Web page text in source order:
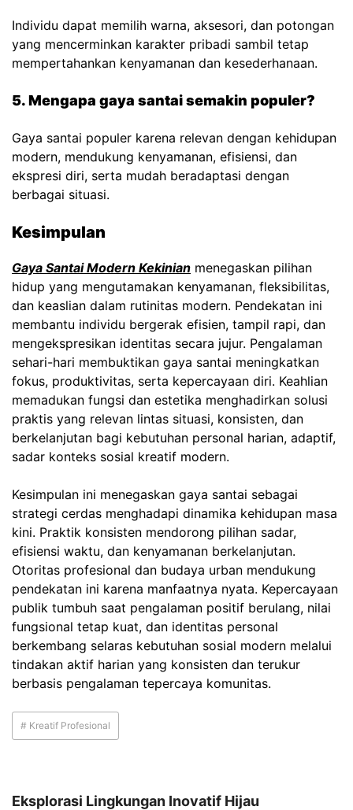
Individu dapat memilih warna, aksesori, dan potongan
yang mencerminkan karakter pribadi sambil tetap
mempertahankan kenyamanan dan kesederhanaan.
5. Mengapa gaya santai semakin populer?
Gaya santai populer karena relevan dengan kehidupan
modern, mendukung kenyamanan, efisiensi, dan
ekspresi diri, serta mudah beradaptasi dengan
berbagai situasi.
Kesimpulan
Gaya Santai Modern Kekinian menegaskan pilihan
hidup yang mengutamakan kenyamanan, fleksibilitas,
dan keaslian dalam rutinitas modern. Pendekatan ini
membantu individu bergerak efisien, tampil rapi, dan
mengekspresikan identitas secara jujur. Pengalaman
sehari-hari membuktikan gaya santai meningkatkan
fokus, produktivitas, serta kepercayaan diri. Keahlian
memadukan fungsi dan estetika menghadirkan solusi
praktis yang relevan lintas situasi, konsisten, dan
berkelanjutan bagi kebutuhan personal harian, adaptif,
sadar konteks sosial kreatif modern.
Kesimpulan ini menegaskan gaya santai sebagai
strategi cerdas menghadapi dinamika kehidupan masa
kini. Praktik konsisten mendorong pilihan sadar,
efisiensi waktu, dan kenyamanan berkelanjutan.
Otoritas profesional dan budaya urban mendukung
pendekatan ini karena manfaatnya nyata. Kepercayaan
publik tumbuh saat pengalaman positif berulang, nilai
fungsional tetap kuat, dan identitas personal
berkembang selaras kebutuhan sosial modern melalui
tindakan aktif harian yang konsisten dan terukur
berbasis pengalaman tepercaya komunitas.
# Kreatif Profesional
Eksplorasi Lingkungan Inovatif Hijau